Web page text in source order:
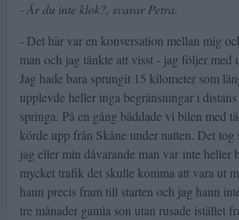
- Är du inte klok?, svarar Petra.
- Det här var en konversation mellan mig
man och jag tänkte att visst - jag följer med
Jag hade bara sprungit 15 kilometer som
upplevde heller inga begränsningar i
springa. På en gång bäddade vi bilen med
körde upp från Skåne under natten. Det
jag eller min dåvarande man var inte heller
mycket trafik det skulle komma att vara ut
hann precis fram till starten och jag hann
tre månader gamla son utan rusade istället